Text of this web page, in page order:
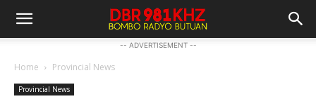
-- ADVERTISEMENT --
Home Provincial News
Provincial News